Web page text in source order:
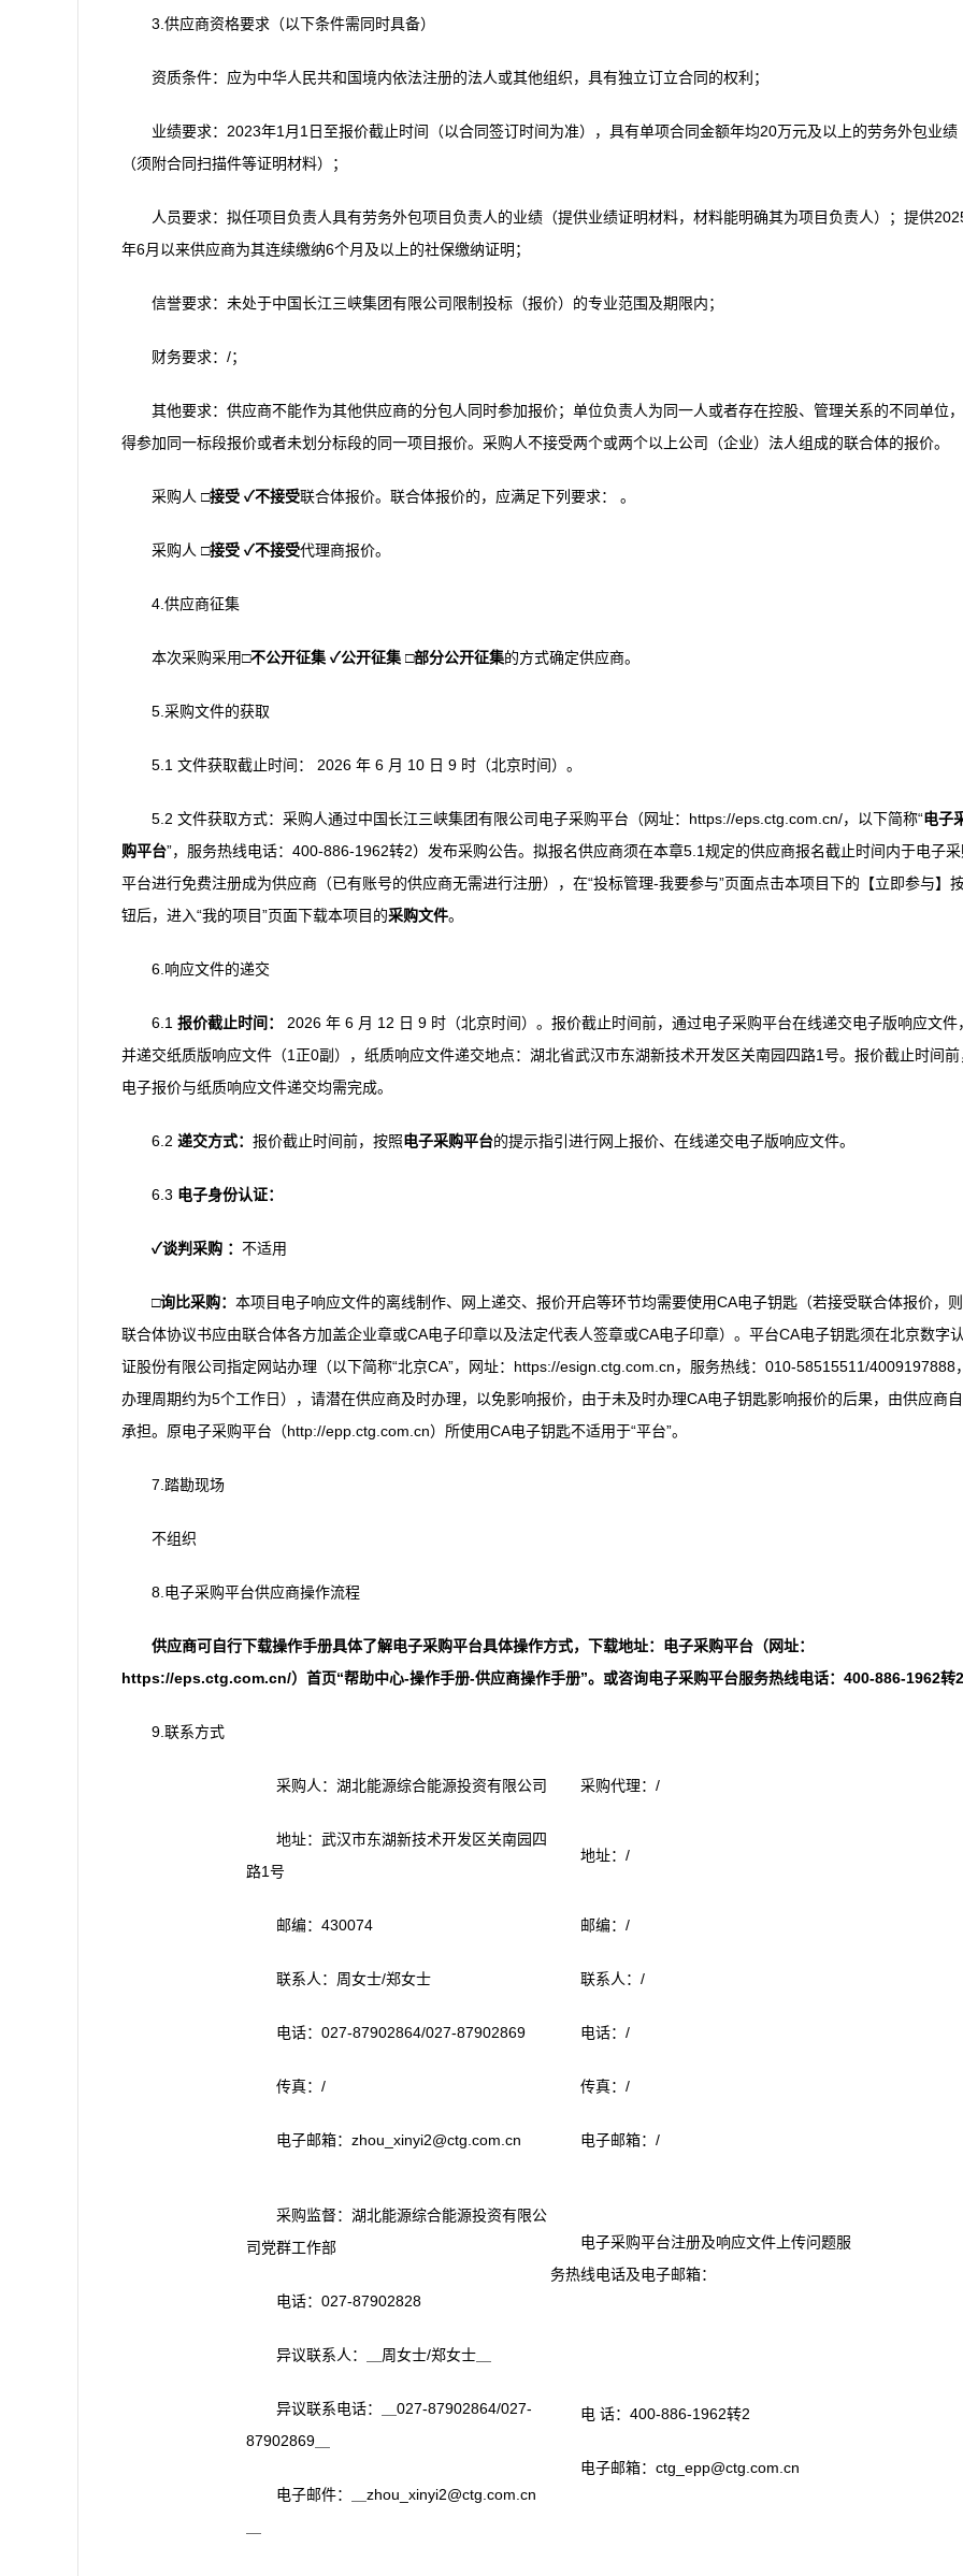
3.供应商资格要求（以下条件需同时具备）
资质条件：应为中华人民共和国境内依法注册的法人或其他组织，具有独立订立合同的权利；
业绩要求：2023年1月1日至报价截止时间（以合同签订时间为准），具有单项合同金额年均20万元及以上的劳务外包业绩
（须附合同扫描件等证明材料）；
人员要求：拟任项目负责人具有劳务外包项目负责人的业绩（提供业绩证明材料，材料能明确其为项目负责人）；提供
年6月以来供应商为其连续缴纳6个月及以上的社保缴纳证明；
信誉要求：未处于中国长江三峡集团有限公司限制投标（报价）的专业范围及期限内；
财务要求：/；
其他要求：供应商不能作为其他供应商的分包人同时参加报价；单位负责人为同一人或者存在控股、管理关系的不同单位
得参加同一标段报价或者未划分标段的同一项目报价。采购人不接受两个或两个以上公司（企业）法人组成的联合体的报价。
采购人 □接受 ✓不接受联合体报价。联合体报价的，应满足下列要求： 。
采购人 □接受 ✓不接受代理商报价。
4.供应商征集
本次采购采用□不公开征集 ✓公开征集 □部分公开征集的方式确定供应商。
5.采购文件的获取
5.1 文件获取截止时间： 2026 年 6 月 10 日 9 时（北京时间）。
5.2 文件获取方式：采购人通过中国长江三峡集团有限公司电子采购平台（网址：https://eps.ctg.com.cn/，以下简称“电子
购平台”，服务热线电话：400-886-1962转2）发布采购公告。拟报名供应商须在本章5.1规定的供应商报名截止时间内于电子
平台进行免费注册成为供应商（已有账号的供应商无需进行注册），在“投标管理-我要参与”页面点击本项目下的【立即参与】
钮后，进入“我的项目”页面下载本项目的采购文件。
6.响应文件的递交
6.1 报价截止时间：
2026 年 6 月 12 日 9 时（北京时间）。报价截止时间前，通过电子采购平台在线递交电子版响应文件
并递交纸质版响应文件（1正0副），纸质响应文件递交地点：湖北省武汉市东湖新技术开发区关南园四路1号。报价截止时间前
电子报价与纸质响应文件递交均需完成。
6.2 递交方式： 报价截止时间前，按照电子采购平台的提示指引进行网上报价、在线递交电子版响应文件。
6.3 电子身份认证：
✓谈判采购 ： 不适用
□询比采购： 本项目电子响应文件的离线制作、网上递交、报价开启等环节均需要使用CA电子钥匙（若接受联合体报价，
联合体协议书应由联合体各方加盖企业章或CA电子印章以及法定代表人签章或CA电子印章）。平台CA电子钥匙须在北京数字
证股份有限公司指定网站办理（以下简称“北京CA”，网址：https://esign.ctg.com.cn，服务热线：010-58515511/4009197888
办理周期约为5个工作日），请潜在供应商及时办理，以免影响报价，由于未及时办理CA电子钥匙影响报价的后果，由供应商
承担。原电子采购平台（http://epp.ctg.com.cn）所使用CA电子钥匙不适用于“平台”。
7.踏勘现场
不组织
8.电子采购平台供应商操作流程
供应商可自行下载操作手册具体了解电子采购平台具体操作方式，下载地址：电子采购平台（网址：
https://eps.ctg.com.cn/）首页“帮助中心-操作手册-供应商操作手册”。 或咨询电子采购平台服务热线电话：400-886-1962转
9.联系方式
采购人：湖北能源综合能源投资有限公司 采购代理：/
地址：武汉市东湖新技术开发区关南园四
路1号
地址：/
邮编：430074 邮编：/
联系人：周女士/郑女士 联系人：/
电话：027-87902864/027-87902869 电话：/
传真：/ 传真：/
电子邮箱：zhou_xinyi2@ctg.com.cn 电子邮箱：/
采购监督：湖北能源综合能源投资有限公
司党群工作部
电话：027-87902828
电子采购平台注册及响应文件上传问题服
务热线电话及电子邮箱：
异议联系人：＿周女士/郑女士＿
异议联系电话：＿027-87902864/027-
87902869＿
电子邮件：＿zhou_xinyi2@ctg.com.cn
电 话：400-886-1962转2
电子邮箱：ctg_epp@ctg.com.cn